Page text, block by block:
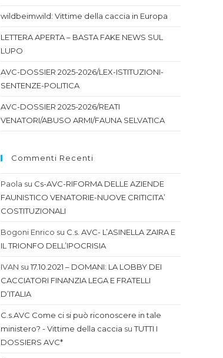
wildbeimwild: Vittime della caccia in Europa
LETTERA APERTA – BASTA FAKE NEWS SUL
LUPO
AVC-DOSSIER 2025-2026/LEX-ISTITUZIONI-
SENTENZE-POLITICA
AVC-DOSSIER 2025-2026/REATI
VENATORI/ABUSO ARMI/FAUNA SELVATICA
Commenti Recenti
Paola su Cs-AVC-RIFORMA DELLE AZIENDE
FAUNISTICO VENATORIE-NUOVE CRITICITA’
COSTITUZIONALI
Bogoni Enrico su C.s. AVC- L’ASINELLA ZAIRA E
IL TRIONFO DELL’IPOCRISIA
IVAN su 17.10.2021 – DOMANI: LA LOBBY DEI
CACCIATORI FINANZIA LEGA E FRATELLI
D’ITALIA
C.s.AVC Come ci si può riconoscere in tale
ministero? - Vittime della caccia suTUTTI I
DOSSIERS AVC*